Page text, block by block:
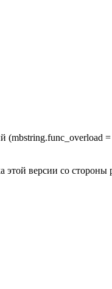
версии со стороны